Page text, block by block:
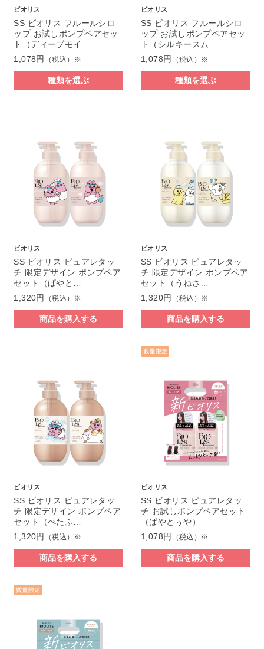
ビオリス
SS ビオリス フルールシロ
ップ お試しポンプペアセッ
ト（ディープモイ…
1,078円
（税込）※
種類を選ぶ
ビオリス
SS ビオリス フルールシロ
ップ お試しポンプペアセッ
ト（シルキースム…
1,078円
（税込）※
種類を選ぶ
ビオリス
SS ビオリス ピュアレタッ
チ 限定デザイン ポンプペア
セット（ぱやと…
1,320円
（税込）※
商品を購入する
ビオリス
SS ビオリス ピュアレタッ
チ 限定デザイン ポンプペア
セット（うねさ…
1,320円
（税込）※
商品を購入する
ビオリス
SS ビオリス ピュアレタッ
チ 限定デザイン ポンプペア
セット（ぺたふ…
1,320円
（税込）※
商品を購入する
ビオリス
SS ビオリス ピュアレタッ
チ お試しポンプペアセット
（ぱやとぅや）
1,078円
（税込）※
商品を購入する